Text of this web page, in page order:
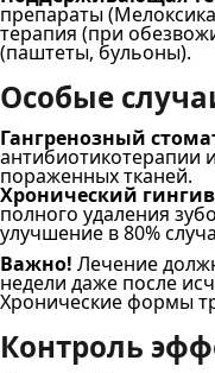
препараты
терапия (при
(паштеты, бульоны).
Особые
Гангренозный
антибиотикотерапии
пораженных тканей.
Хронический
полного удаления
улучшение в 80%
Важно! Лечение
недели даже после
Хронические формы
Контроль